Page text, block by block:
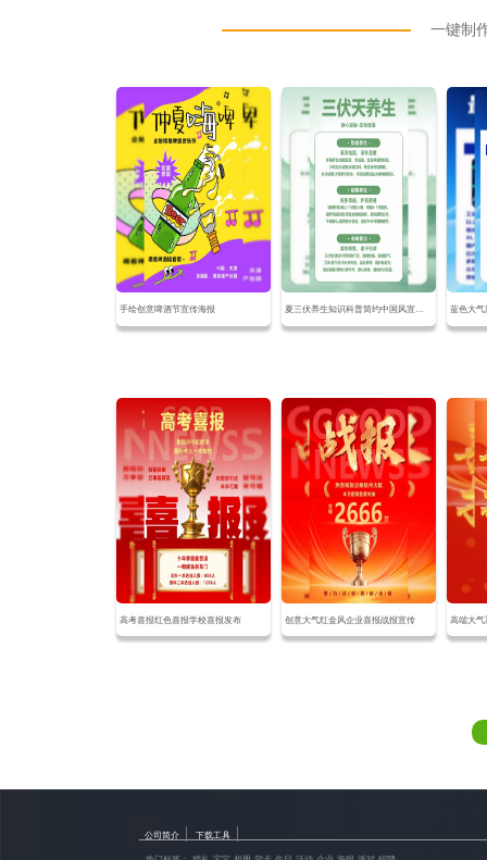
一键制
手绘创意啤酒节宣传海报 夏三伏养生知识科普简约中国风宣传海报 蓝色大
高考喜报红色喜报学校喜报发布 创意大气红金风企业喜报战报宣传
公司简介 | 下载工具 |